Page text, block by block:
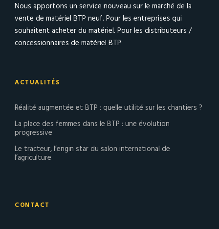
Nous apportons un service nouveau sur le marché de la
vente de matériel BTP neuf. Pour les entreprises qui
souhaitent acheter du matériel. Pour les distributeurs /
concessionnaires de matériel BTP
ACTUALITÉS
Réalité augmentée et BTP : quelle utilité sur les chantiers ?
La place des femmes dans le BTP : une évolution
progressive
Le tracteur, l’engin star du salon international de
l’agriculture
CONTACT